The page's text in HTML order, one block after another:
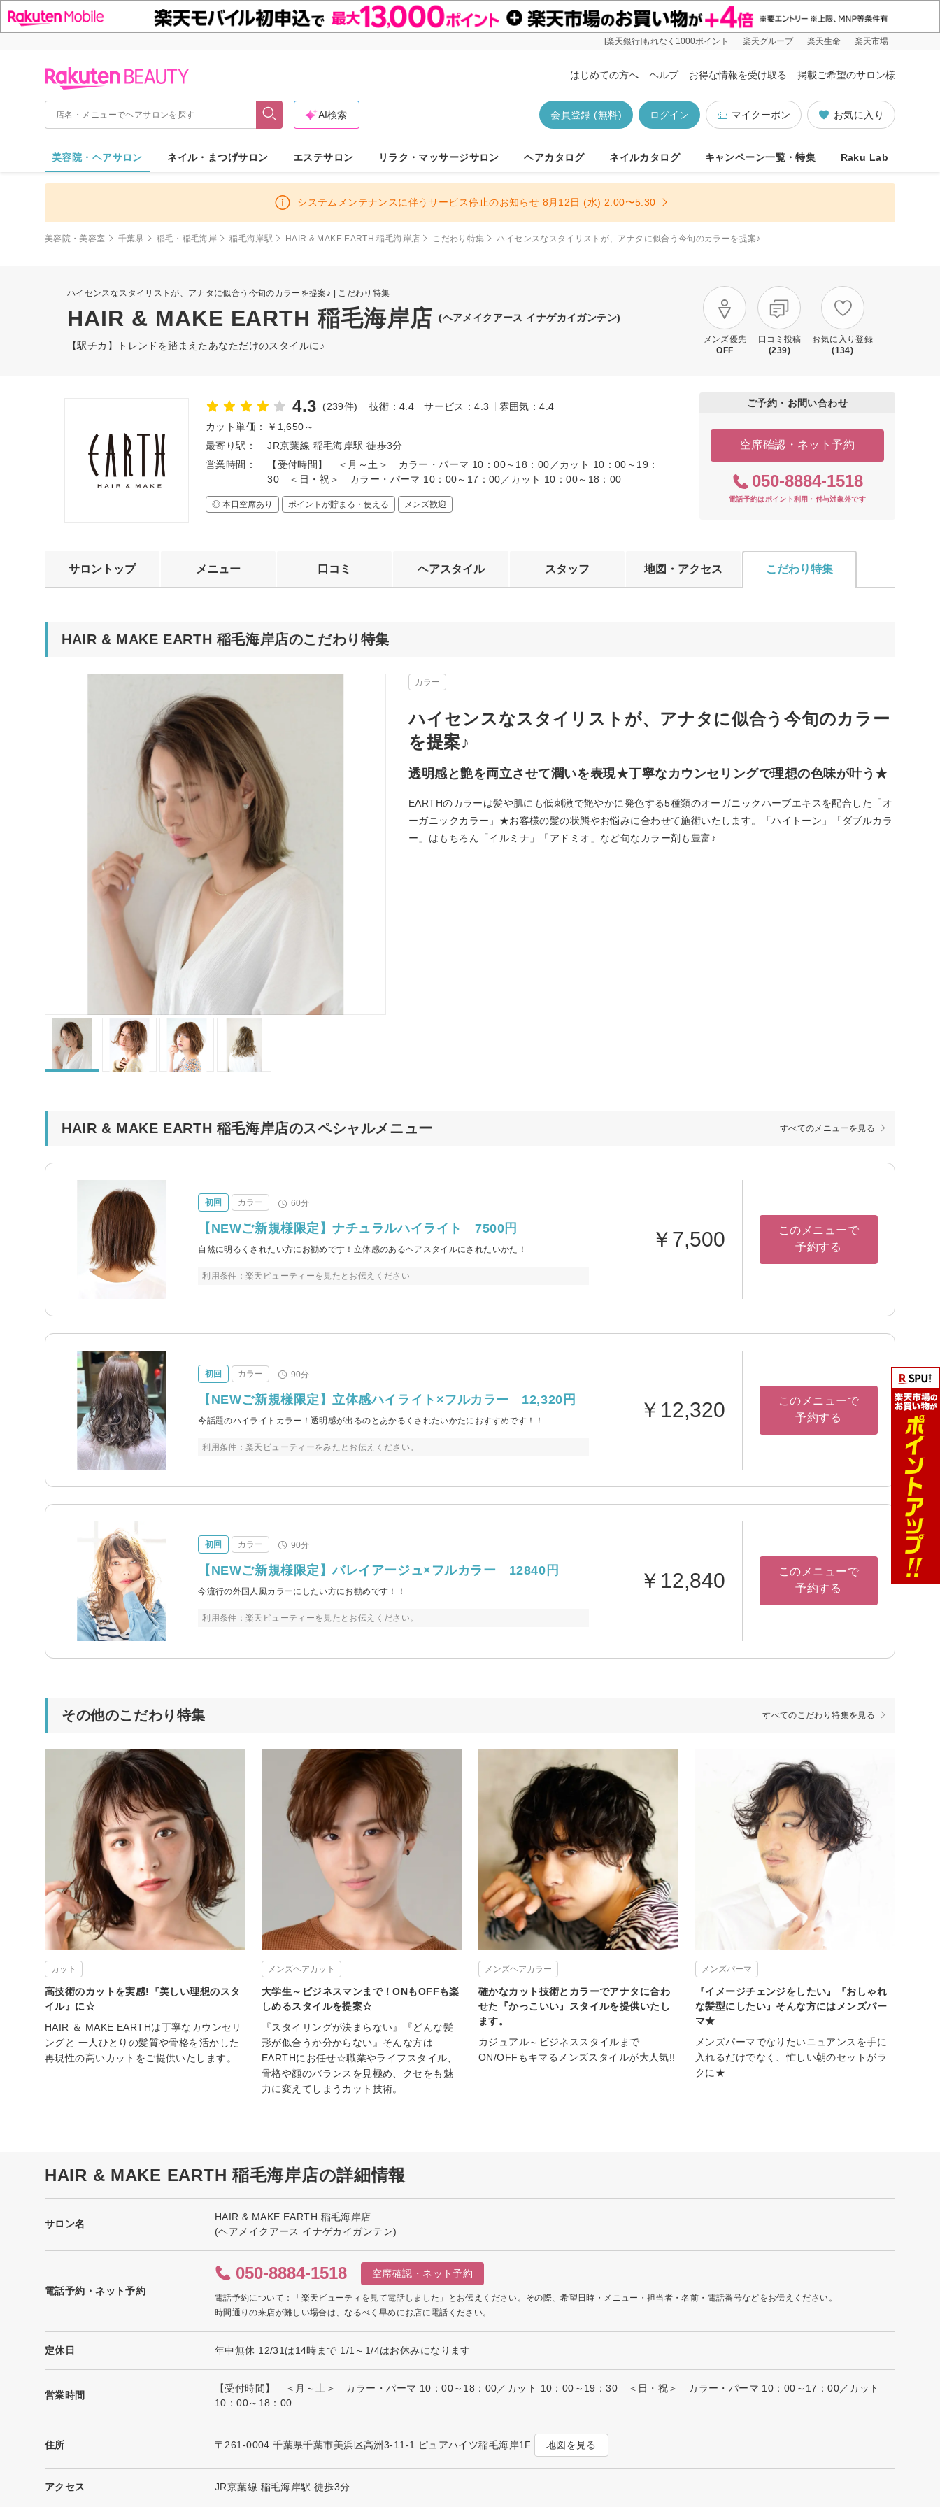
[楽天銀行]もれなく1000ポイント 楽天グループ 楽天生命 楽天市場
はじめての方へ ヘルプ お得な情報を受け取る 掲載ご希望のサロン様
お気に入り
マイクーポン
ログイン
会員登録 (無料)
AI検索
美容院・ヘアサロン ネイル・まつげサロン エステサロン リラク・マッサージサロン ヘアカタログ ネイルカタログ キャンペーン一覧・特集 Raku Lab
システムメンテナンスに伴うサービス停止のお知らせ 8月12日 (水) 2:00〜5:30
美容院・美容室 千葉県 稲毛・稲毛海岸 稲毛海岸駅 HAIR & MAKE EARTH 稲毛海岸店 こだわり特集 ハイセンスなスタイリストが、アナタに似合う今旬のカラーを提案♪
ハイセンスなスタイリストが、アナタに似合う今旬のカラーを提案♪ | こだわり特集
HAIR & MAKE EARTH 稲毛海岸店 (ヘアメイクアース イナゲカイガンテン)
【駅チカ】トレンドを踏まえたあなただけのスタイルに♪
メンズ優先
OFF
口コミ投稿
(239)
お気に入り登録
(134)
4.3 (239件) 技術：4.4 サービス：4.3
雰囲気：4.4
カット単価：
￥1,650～
最寄り駅：
JR京葉線 稲毛海岸駅 徒歩3分
営業時間：
【受付時間】 ＜月～土＞ カラー・パーマ 10：00～18：00／カット 10：00～19：
30 ＜日・祝＞ カラー・パーマ 10：00～17：00／カット 10：00～18：00
◎ 本日空席あり ポイントが貯まる・使える メンズ歓迎
ご予約・お問い合わせ
空席確認・ネット予約
050-8884-1518
電話予約はポイント利用・付与対象外です
サロントップ メニュー 口コミ ヘアスタイル スタッフ 地図・アクセス こだわり特集
HAIR & MAKE EARTH 稲毛海岸店のこだわり特集
カラー
ハイセンスなスタイリストが、アナタに似合う今旬のカラー
を提案♪
透明感と艶を両立させて潤いを表現★丁寧なカウンセリングで理想の色味が叶う★
EARTHのカラーは髪や肌にも低刺激で艶やかに発色する5種類のオーガニックハーブエキスを配合した「オ
ーガニックカラー」★お客様の髪の状態やお悩みに合わせて施術いたします。「ハイトーン」「ダブルカラ
ー」はもちろん「イルミナ」「アドミオ」など旬なカラー剤も豊富♪
HAIR & MAKE EARTH 稲毛海岸店のスペシャルメニュー すべてのメニューを見る
初回 カラー 60分
【NEWご新規様限定】ナチュラルハイライト 7500円
自然に明るくされたい方にお勧めです！立体感のあるヘアスタイルにされたいかた！
利用条件：楽天ビューティーを見たとお伝えください
￥7,500
このメニューで
予約する
初回 カラー 90分
【NEWご新規様限定】立体感ハイライト×フルカラー 12,320円
今話題のハイライトカラー！透明感が出るのとあかるくされたいかたにおすすめです！！
利用条件：楽天ビューティーをみたとお伝えください。
￥12,320
このメニューで
予約する
初回 カラー 90分
【NEWご新規様限定】バレイアージュ×フルカラー 12840円
今流行の外国人風カラーにしたい方にお勧めです！！
利用条件：楽天ビューティーを見たとお伝えください。
￥12,840
このメニューで
予約する
その他のこだわり特集 すべてのこだわり特集を見る
カット
高技術のカットを実感!『美しい理想のスタ
イル』に☆
HAIR ＆ MAKE EARTHは丁寧なカウンセリ
ングと 一人ひとりの髪質や骨格を活かした
再現性の高いカットをご提供いたします。
メンズヘアカット
大学生～ビジネスマンまで！ONもOFFも楽
しめるスタイルを提案☆
『スタイリングが決まらない』『どんな髪
形が似合うか分からない』そんな方は
EARTHにお任せ☆職業やライフスタイル、
骨格や顔のバランスを見極め、クセをも魅
力に変えてしまうカット技術。
メンズヘアカラー
確かなカット技術とカラーでアナタに合わ
せた『かっこいい』スタイルを提供いたし
ます。
カジュアル～ビジネススタイルまで
ON/OFFもキマるメンズスタイルが大人気!!
メンズパーマ
『イメージチェンジをしたい』『おしゃれ
な髪型にしたい』そんな方にはメンズパー
マ★
メンズパーマでなりたいニュアンスを手に
入れるだけでなく、忙しい朝のセットがラ
クに★
HAIR & MAKE EARTH 稲毛海岸店の詳細情報
サロン名
HAIR & MAKE EARTH 稲毛海岸店
(ヘアメイクアース イナゲカイガンテン)
電話予約・ネット予約
050-8884-1518 空席確認・ネット予約
電話予約について：「楽天ビューティを見て電話しました」とお伝えください。その際、希望日時・メニュー・担当者・名前・電話番号などをお伝えください。
時間通りの来店が難しい場合は、なるべく早めにお店に電話ください。
定休日 年中無休 12/31は14時まで 1/1～1/4はお休みになります
営業時間
【受付時間】 ＜月～土＞ カラー・パーマ 10：00～18：00／カット 10：00～19：30 ＜日・祝＞ カラー・パーマ 10：00～17：00／カット
10：00～18：00
住所 〒261-0004 千葉県千葉市美浜区高洲3-11-1 ピュアハイツ稲毛海岸1F 地図を見る
アクセス JR京葉線 稲毛海岸駅 徒歩3分